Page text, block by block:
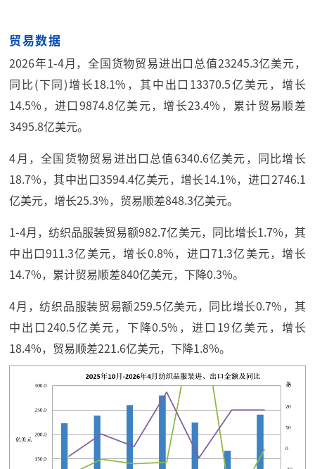
贸易数据
2026年1-4月，全国货物贸易进出口总值23245.3亿美元，
同比(下同)增长18.1%，其中出口13370.5亿美元，增长
14.5%，进口9874.8亿美元，增长23.4%，累计贸易顺差
3495.8亿美元。
4月，全国货物贸易进出口总值6340.6亿美元，同比增长
18.7%，其中出口3594.4亿美元，增长14.1%，进口2746.1
亿美元，增长25.3%，贸易顺差848.3亿美元。
1-4月，纺织品服装贸易额982.7亿美元，同比增长1.7%，其
中出口911.3亿美元，增长0.8%，进口71.3亿美元，增长
14.7%，累计贸易顺差840亿美元，下降0.3%。
4月，纺织品服装贸易额259.5亿美元，同比增长0.7%，其
中出口240.5亿美元，下降0.5%，进口19亿美元，增长
18.4%，贸易顺差221.6亿美元，下降1.8%。